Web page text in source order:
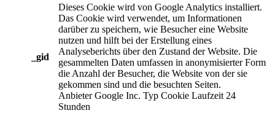
_gid
Dieses Cookie wird von Google Analytics installiert.
Das Cookie wird verwendet, um Informationen
darüber zu speichern, wie Besucher eine Website
nutzen und hilft bei der Erstellung eines
Analyseberichts über den Zustand der Website. Die
gesammelten Daten umfassen in anonymisierter Form
die Anzahl der Besucher, die Website von der sie
gekommen sind und die besuchten Seiten.
Anbieter Google Inc. Typ Cookie Laufzeit 24
Stunden